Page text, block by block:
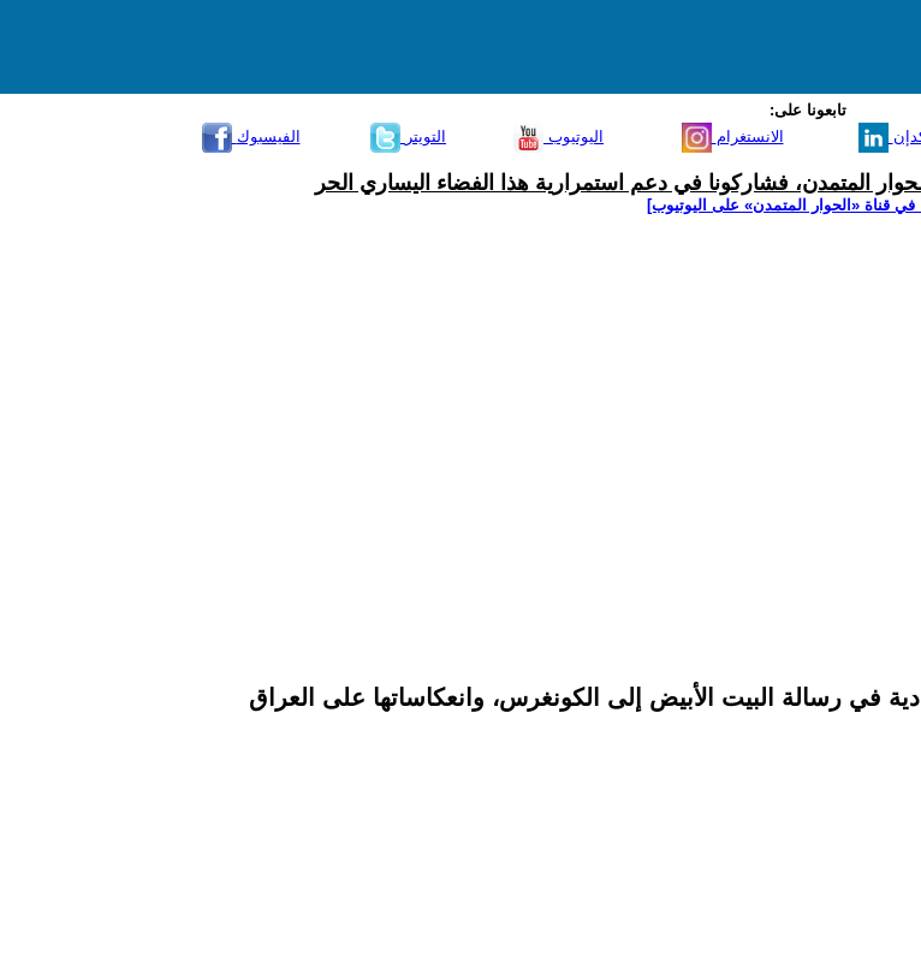
تابعونا على:
الفيسبوك
التويتر اليوتيوب الانستغرام
المتمدن، فشاركونا في دعم استمرارية هذا الفضاء اليساري الحر
قناة ‫«الحوار المتمدن» على اليوتيوب]
في رسالة البيت الأبيض إلى الكونغرس، وانعكاساتها على العراق